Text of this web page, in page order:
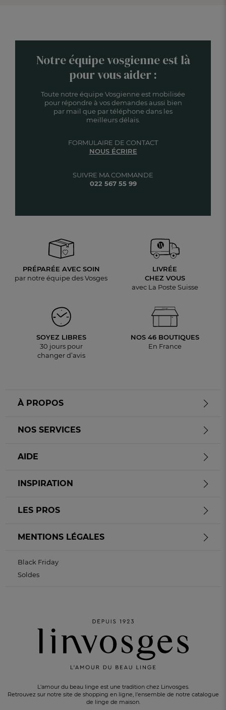
Notre équipe vosgienne est là
pour vous aider :
Toute notre équipe Vosgienne est mobilisée
pour répondre à vos demandes aussi bien
par mail que par téléphone dans les
meilleurs délais.
SUIVRE MA COMMANDE
022 567 55 99
FORMULAIRE DE CONTACT
NOUS ÉCRIRE
PRÉPARÉE AVEC SOIN
par notre équipe des Vosges
LIVRÉE
CHEZ VOUS
avec La Poste Suisse
SOYEZ LIBRES
30 jours pour
changer d’avis
NOS 46 BOUTIQUES
En France
L'amour du beau linge est une tradition chez Linvosges.
Retrouvez sur notre site de shopping en ligne, l'ensemble de notre catalogue
de linge de maison.
À PROPOS
NOS SERVICES
AIDE
INSPIRATION
LES PROS
MENTIONS LÉGALES
Black Friday
Soldes